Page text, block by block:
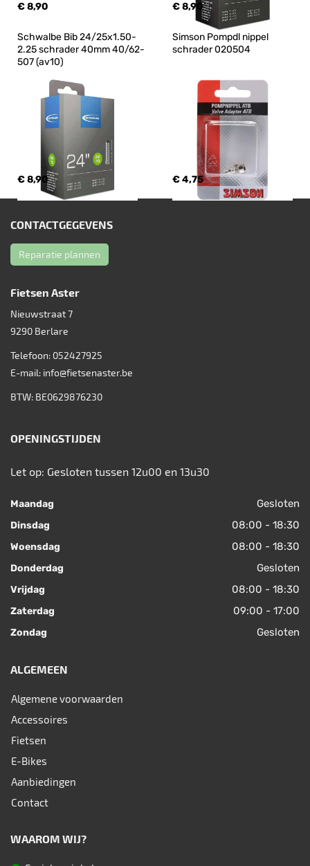
€ 8,90 € 8,90
Schwalbe Bib 24/25x1.50-
2.25 schrader 40mm 40/62-
507 (av10)
€ 8,90
Simson Pompdl nippel
schrader 020504
€ 4,75
CONTACTGEGEVENS
Reparatie plannen
Fietsen Aster
Nieuwstraat 7
9290 Berlare
Telefoon: 052427925
E-mail: info@fietsenaster.be
BTW: BE0629876230
OPENINGSTIJDEN
Let op: Gesloten tussen 12u00 en 13u30
Maandag Gesloten
Dinsdag 08:00 - 18:30
Woensdag 08:00 - 18:30
Donderdag Gesloten
Vrijdag 08:00 - 18:30
Zaterdag 09:00 - 17:00
Zondag Gesloten
ALGEMEEN
Algemene voorwaarden
Accessoires
Fietsen
E-Bikes
Aanbiedingen
Contact
WAAROM WIJ?